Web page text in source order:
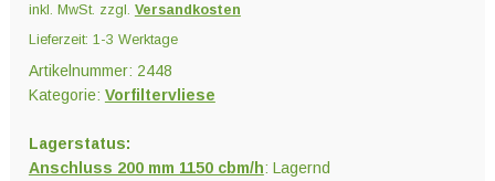
inkl. MwSt. zzgl. Versandkosten
Lieferzeit: 1-3 Werktage
Artikelnummer: 2448
Kategorie: Vorfiltervliese
Lagerstatus:
Anschluss 200 mm 1150 cbm/h: Lagernd